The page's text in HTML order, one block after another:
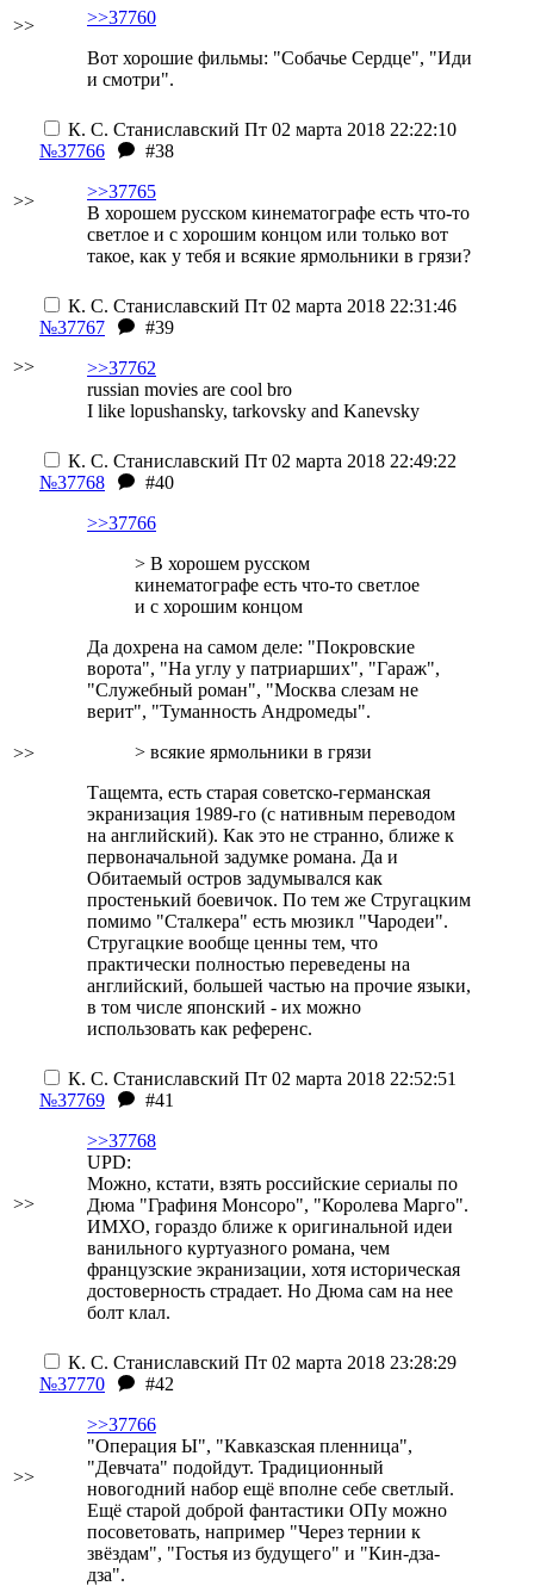
>>
>>37760
Вот хорошие фильмы: "Собачье Сердце", "Иди
и смотри".
>>
К. С. Станиславский Пт 02 марта 2018 22:22:10
№37766
#38
>>37765
В хорошем русском кинематографе есть что-то
светлое и с хорошим концом или только вот
такое, как у тебя и всякие ярмольники в грязи?
>>
К. С. Станиславский Пт 02 марта 2018 22:31:46
№37767
#39
>>37762
russian movies are cool bro
I like lopushansky, tarkovsky and Kanevsky
>>
К. С. Станиславский Пт 02 марта 2018 22:49:22
№37768
#40
>>37766
> В хорошем русском
кинематографе есть что-то светлое
и с хорошим концом
Да дохрена на самом деле: "Покровские
ворота", "На углу у патриарших", "Гараж",
"Служебный роман", "Москва слезам не
верит", "Туманность Андромеды".
> всякие ярмольники в грязи
Тащемта, есть старая советско-германская
экранизация 1989-го (с нативным переводом
на английский). Как это не странно, ближе к
первоначальной задумке романа. Да и
Обитаемый остров задумывался как
простенький боевичок. По тем же Стругацким
помимо "Сталкера" есть мюзикл "Чародеи".
Стругацкие вообще ценны тем, что
практически полностью переведены на
английский, большей частью на прочие языки,
в том числе японский - их можно
использовать как референс.
>>
К. С. Станиславский Пт 02 марта 2018 22:52:51
№37769
#41
>>37768
UPD:
Можно, кстати, взять российские сериалы по
Дюма "Графиня Монсоро", "Королева Марго".
ИМХО, гораздо ближе к оригинальной идеи
ванильного куртуазного романа, чем
французские экранизации, хотя историческая
достоверность страдает. Но Дюма сам на нее
болт клал.
>>
К. С. Станиславский Пт 02 марта 2018 23:28:29
№37770
#42
>>37766
"Операция Ы", "Кавказская пленница",
"Девчата" подойдут. Традиционный
новогодний набор ещё вполне себе светлый.
Ещё старой доброй фантастики ОПу можно
посоветовать, например "Через тернии к
звёздам", "Гостья из будущего" и "Кин-дза-
дза".